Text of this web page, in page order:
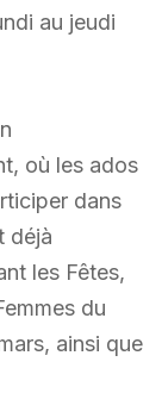
au jeudi
où les ados
dans
déjà
les Fêtes,
du
ainsi que